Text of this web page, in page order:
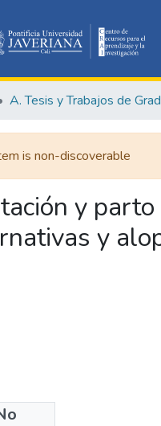
A. Tesis y Trabajos de
is non-discoverable
y
y